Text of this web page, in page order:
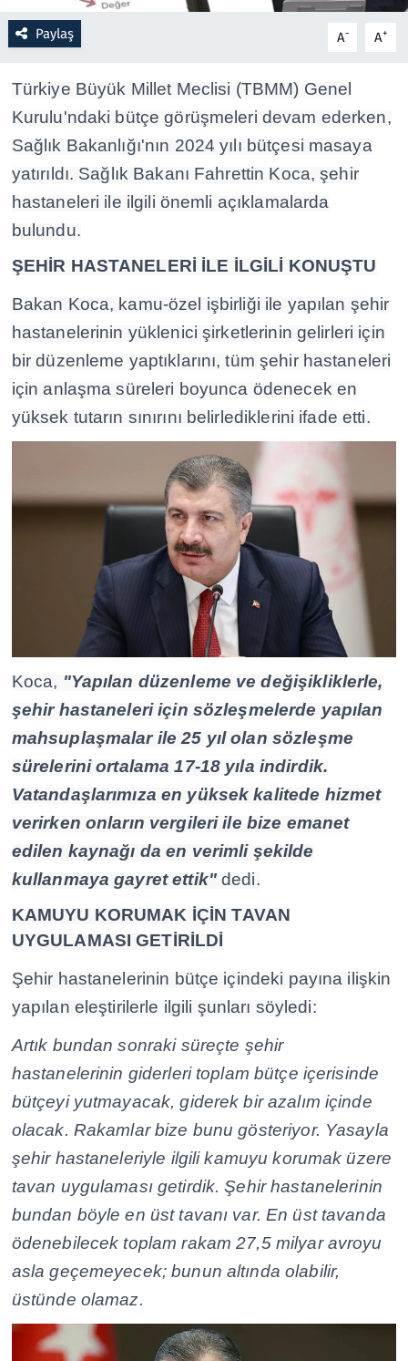
Paylaş A- A+
Türkiye Büyük Millet Meclisi (TBMM) Genel
Kurulu'ndaki bütçe görüşmeleri devam ederken,
Sağlık Bakanlığı'nın 2024 yılı bütçesi masaya
yatırıldı. Sağlık Bakanı Fahrettin Koca, şehir
hastaneleri ile ilgili önemli açıklamalarda
bulundu.
ŞEHİR HASTANELERİ İLE İLGİLİ KONUŞTU
Bakan Koca, kamu-özel işbirliği ile yapılan şehir
hastanelerinin yüklenici şirketlerinin gelirleri için
bir düzenleme yaptıklarını, tüm şehir hastaneleri
için anlaşma süreleri boyunca ödenecek en
yüksek tutarın sınırını belirlediklerini ifade etti.
Koca, "Yapılan düzenleme ve değişikliklerle,
şehir hastaneleri için sözleşmelerde yapılan
mahsuplaşmalar ile 25 yıl olan sözleşme
sürelerini ortalama 17-18 yıla indirdik.
Vatandaşlarımıza en yüksek kalitede hizmet
verirken onların vergileri ile bize emanet
edilen kaynağı da en verimli şekilde
kullanmaya gayret ettik"dedi.
KAMUYU KORUMAK İÇİN TAVAN
UYGULAMASI GETİRİLDİ
Şehir hastanelerinin bütçe içindeki payına ilişkin
yapılan eleştirilerle ilgili şunları söyledi:
Artık bundan sonraki süreçte şehir
hastanelerinin giderleri toplam bütçe içerisinde
bütçeyi yutmayacak, giderek bir azalım içinde
olacak. Rakamlar bize bunu gösteriyor. Yasayla
şehir hastaneleriyle ilgili kamuyu korumak üzere
tavan uygulaması getirdik. Şehir hastanelerinin
bundan böyle en üst tavanı var. En üst tavanda
ödenebilecek toplam rakam 27,5 milyar avroyu
asla geçemeyecek; bunun altında olabilir,
üstünde olamaz.
Teknoloji ve Bilim
Televizyon